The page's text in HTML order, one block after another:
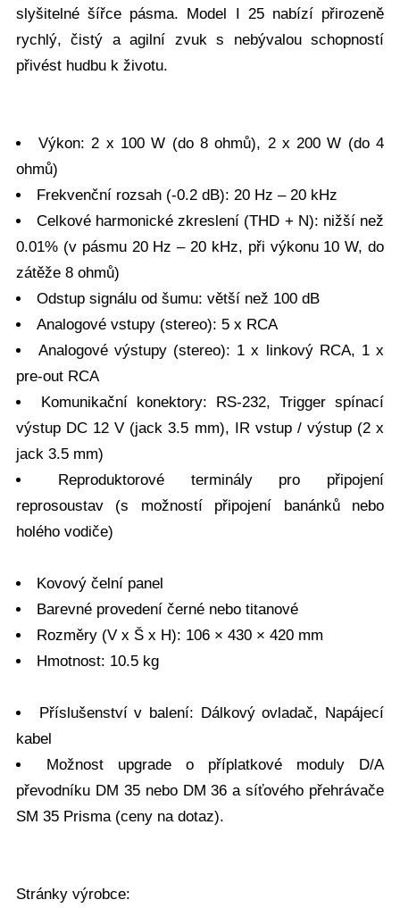
slyšitelné šířce pásma. Model I 25 nabízí přirozeně
rychlý, čistý a agilní zvuk s nebývalou schopností
přivést hudbu k životu.
Výkon: 2 x 100 W (do 8 ohmů), 2 x 200 W (do 4
ohmů)
Frekvenční rozsah (-0.2 dB): 20 Hz – 20 kHz
Celkové harmonické zkreslení (THD + N): nižší než
0.01% (v pásmu 20 Hz – 20 kHz, při výkonu 10 W, do
zátěže 8 ohmů)
Odstup signálu od šumu: větší než 100 dB
Analogové vstupy (stereo): 5 x RCA
Analogové výstupy (stereo): 1 x linkový RCA, 1 x
pre-out RCA
Komunikační konektory: RS-232, Trigger spínací
výstup DC 12 V (jack 3.5 mm), IR vstup / výstup (2 x
jack 3.5 mm)
Reproduktorové terminály pro připojení
reprosoustav (s možností připojení banánků nebo
holého vodiče)
Kovový čelní panel
Barevné provedení černé nebo titanové
Rozměry (V x Š x H): 106 × 430 × 420 mm
Hmotnost: 10.5 kg
Příslušenství v balení: Dálkový ovladač, Napájecí
kabel
Možnost upgrade o příplatkové moduly D/A
převodníku DM 35 nebo DM 36 a síťového přehrávače
SM 35 Prisma (ceny na dotaz).
Stránky výrobce: